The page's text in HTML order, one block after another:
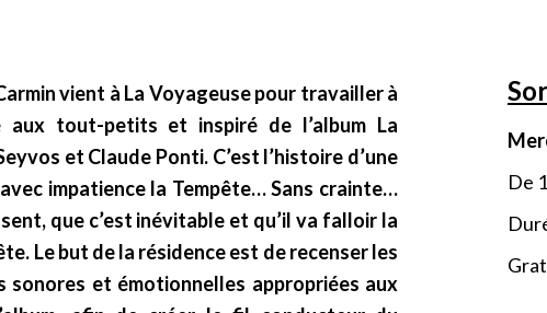
vient à La Voyageuse pour travailler à
aux tout-petits et inspiré de l’album La
et Claude Ponti. C’est l’histoire d’une
impatience la Tempête… Sans crainte…
que c’est inévitable et qu’il va falloir la
Le but de la résidence est de recenser les
sonores et émotionnelles appropriées aux
De